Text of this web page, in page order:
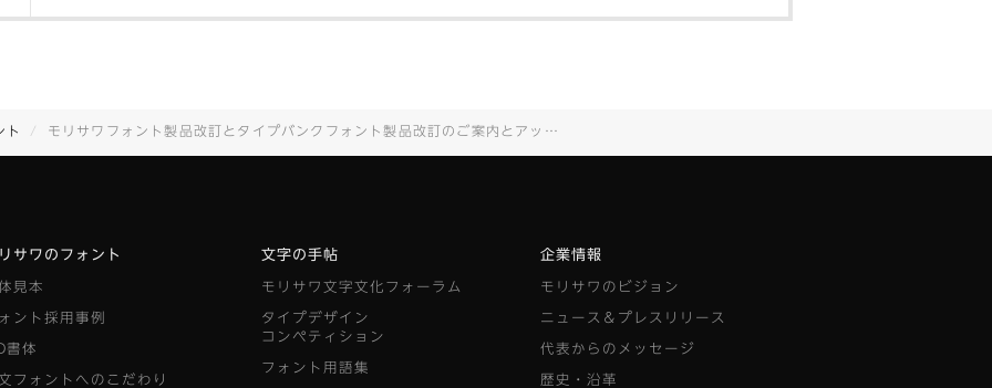
ト モリサワフォント製品改訂とタイプバンクフォント製品改訂のご案内とアップデータのご提供 [2025.10.15]
サワのフォント
見本
ント採用事例
書体
フォントへのこだわり
文字の手帖
モリサワ文字文化フォーラム
タイプデザイン
コンペティション
フォント用語集
企業情報
モリサワのビジョン
ニュース＆プレスリリース
代表からのメッセージ
歴史・沿革